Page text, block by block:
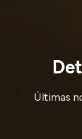
Últimas